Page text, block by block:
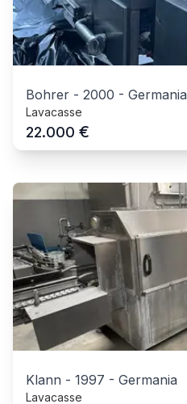
Bohrer - 2000 - Germania
Lavacasse
22.000 €
Klann - 1997 - Germania
Lavacasse